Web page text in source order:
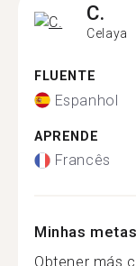
C.
Celaya
FLUENTE
Espanhol
APRENDE
Francês
Minhas
Obtener más